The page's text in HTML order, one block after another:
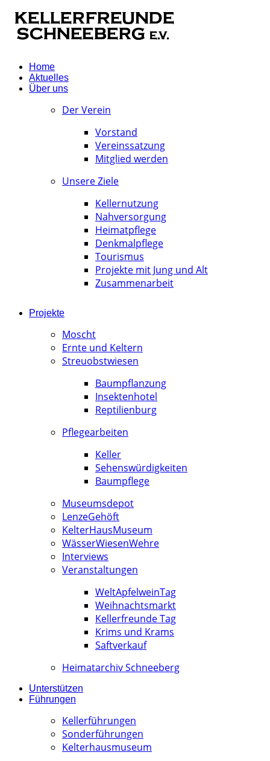
Home
Aktuelles
Über uns
Der Verein
Vorstand
Vereinssatzung
Mitglied werden
Unsere Ziele
Kellernutzung
Nahversorgung
Heimatpflege
Denkmalpflege
Tourismus
Projekte mit Jung und Alt
Zusammenarbeit
Projekte
Moscht
Ernte und Keltern
Streuobstwiesen
Baumpflanzung
Insektenhotel
Reptilienburg
Pflegearbeiten
Keller
Sehenswürdigkeiten
Baumpflege
Museumsdepot
LenzeGehöft
KelterHausMuseum
WässerWiesenWehre
Interviews
Veranstaltungen
WeltApfelweinTag
Weihnachtsmarkt
Kellerfreunde Tag
Krims und Krams
Saftverkauf
Heimatarchiv Schneeberg
Unterstützen
Führungen
Kellerführungen
Sonderführungen
Kelterhausmuseum